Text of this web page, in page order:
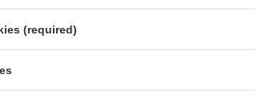
(required)